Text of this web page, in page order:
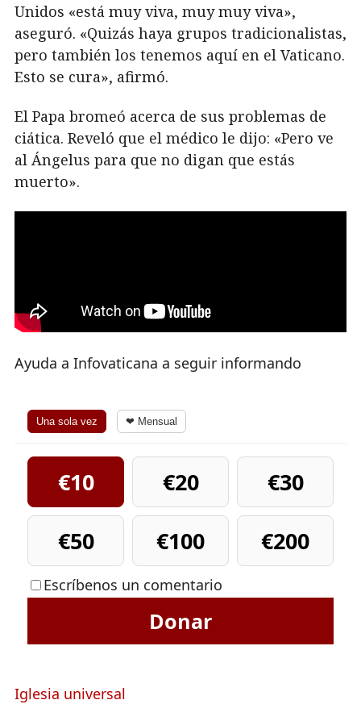
Unidos «está muy viva, muy muy viva»,
aseguró. «Quizás haya grupos tradicionalistas,
pero también los tenemos aquí en el Vaticano.
Esto se cura», afirmó.
El Papa bromeó acerca de sus problemas de
ciática. Reveló que el médico le dijo: «Pero ve
al Ángelus para que no digan que estás
muerto».
Ayuda a Infovaticana a seguir informando
Una sola vez ❤ Mensual
€10 €20
€30
€50
€100 €200
Escríbenos un comentario
Donar
Iglesia universal